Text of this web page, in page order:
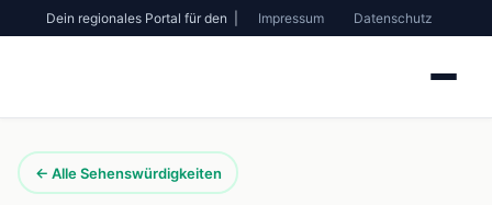
Dein regionales Portal für den | Impressum Datenschutz
← Alle Sehenswürdigkeiten